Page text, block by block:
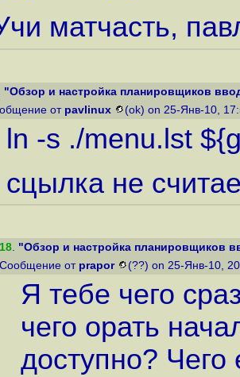
матчасть,
"Обзор и настройка планировщиков
от pavlinux (ok) on 25-Янв-10,
ln -s ./menu.lst
cцылка не
18. "Обзор и настройка планировщиков
Сообщение от prapor (??) on 25-Янв-10,
Я тебе чего
чего орать
доступно?